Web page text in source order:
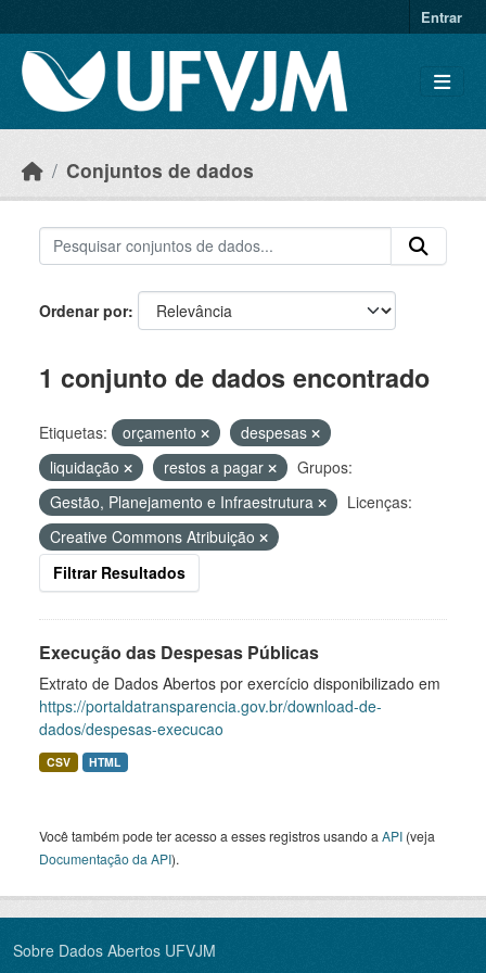
Entrar
Conjuntos de dados
Ordenar por
1 conjunto de dados encontrado
Etiquetas: orçamento
despesas
liquidação
restos a pagar
Grupos:
Gestão, Planejamento e Infraestrutura
Licenças:
Creative Commons Atribuição
Filtrar Resultados
Execução das Despesas Públicas
Extrato de Dados Abertos por exercício disponibilizado em
https://portaldatransparencia.gov.br/download-de-
dados/despesas-execucao
CSV HTML
Você também pode ter acesso a esses registros usando a API (veja
Documentação da API).
Sobre Dados Abertos UFVJM